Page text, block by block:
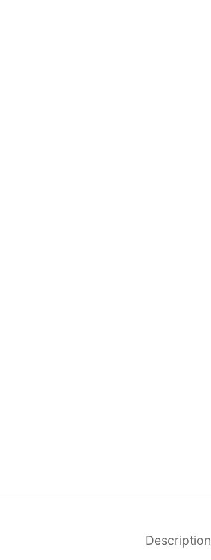
Description